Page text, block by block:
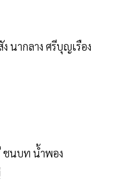
นากลาง ศรีบุญเรือง
ชนบท น้ำพอง